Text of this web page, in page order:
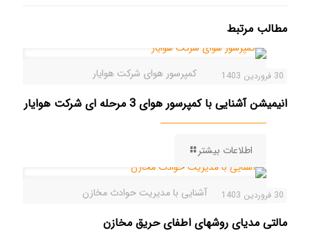
مطالب مرتبط
کمپرسور هوای شرکت هوایار 30 فروردین 1403
انیمیشن آشنایی با کمپرسور هوای 3 مرحله ای شرکت هوایار
اطلاعات بیشتر
آشنایی با مدیریت حوادث مخازن 30 فروردین 1403
مالتی مدیای روشهای اطفای حریق مخازن